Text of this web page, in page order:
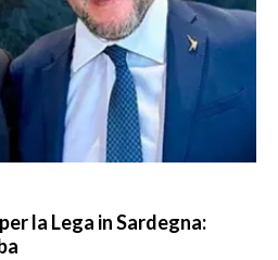
la Lega in Sardegna: